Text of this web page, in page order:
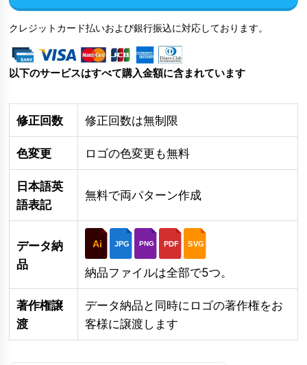
クレジットカード払いおよび銀行振込に対応しております。
以下のサービスはすべて購入金額に含まれています
修正回数 修正回数は無制限
色変更 ロゴの色変更も無料
日本語英
語表記
無料で両パターン作成
データ納
品
Ai JPG PNG PDF SVG
納品ファイルは全部で5つ。
著作権譲
渡
データ納品と同時にロゴの著作権をお
客様に譲渡します